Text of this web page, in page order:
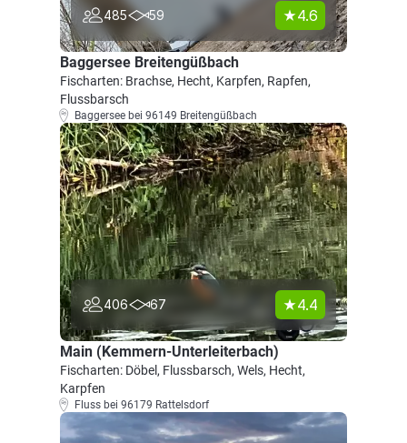
485 59 4.6
Baggersee Breitengüßbach
Fischarten: Brachse, Hecht, Karpfen, Rapfen,
Flussbarsch
Baggersee bei 96149 Breitengüßbach
406 67 4.4
Main (Kemmern-Unterleiterbach)
Fischarten: Döbel, Flussbarsch, Wels, Hecht,
Karpfen
Fluss bei 96179 Rattelsdorf